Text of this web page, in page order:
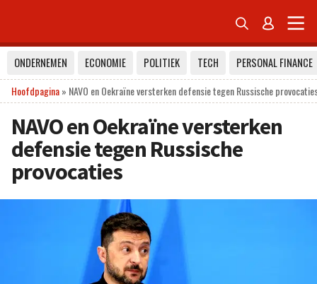
 
ONDERNEMEN ECONOMIE POLITIEK TECH
PERSONAL FINANCE
Hoofdpagina» NAVO en Oekraïne versterken defensie tegen Russische
NAVO en Oekraïne versterken
defensie tegen Russische
provocaties